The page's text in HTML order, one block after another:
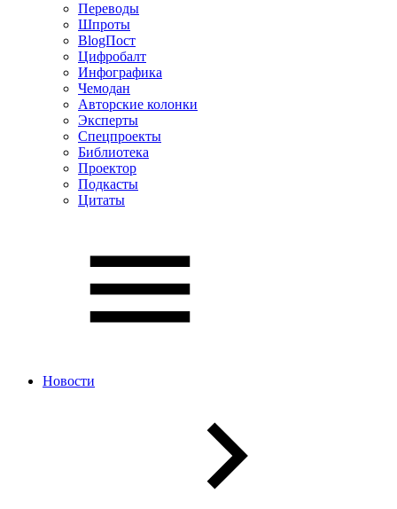
Переводы
Шпроты
BlogПост
Цифробалт
Инфографика
Чемодан
Авторские колонки
Эксперты
Спецпроекты
Библиотека
Проектор
Подкасты
Цитаты
Новости